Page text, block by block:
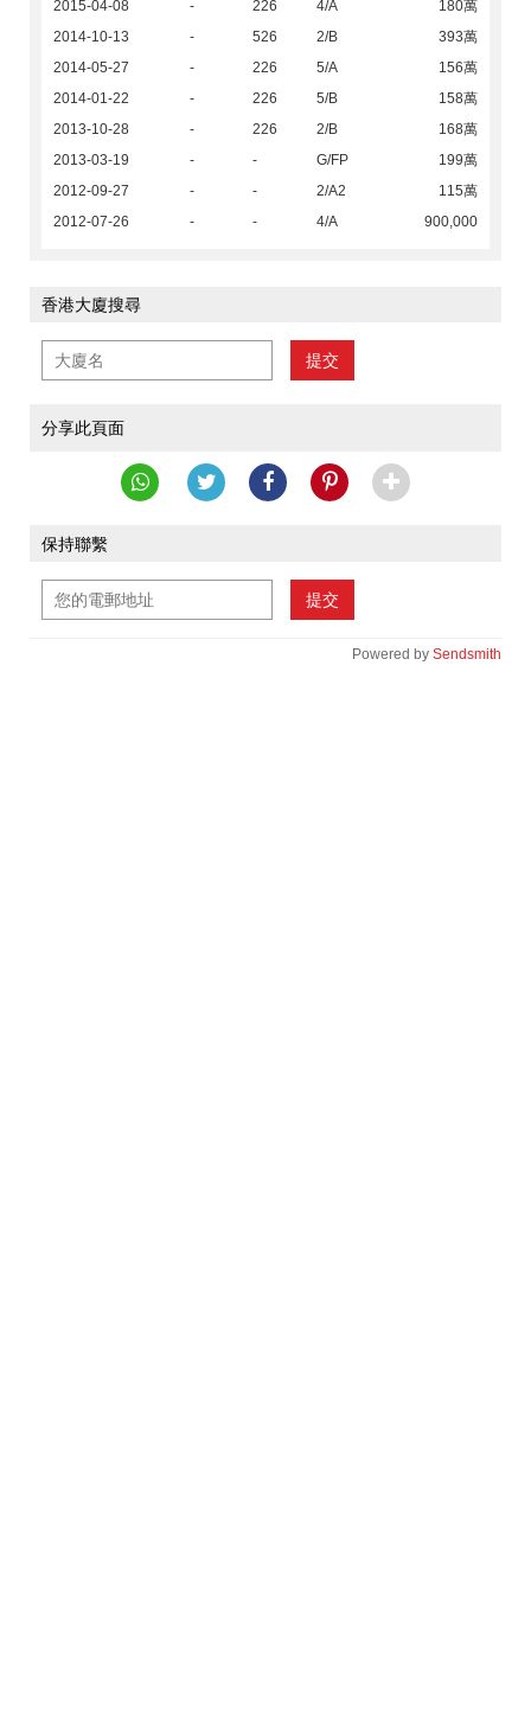
2015-04-08 - 226 4/A
180萬
2014-10-13
- 526 2/B
393萬
2014-05-27
- 226 5/A
156萬
2014-01-22
- 226 5/B
158萬
2013-10-28
- 226 2/B
168萬
2013-03-19
- - G/FP
199萬
2012-09-27
- - 2/A2
115萬
2012-07-26
- - 4/A 900,000
香港大廈搜尋
提交
分享此頁面
保持聯繫
提交
Powered by Sendsmith